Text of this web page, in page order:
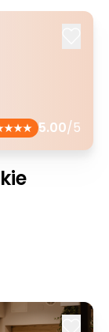
5.00/5